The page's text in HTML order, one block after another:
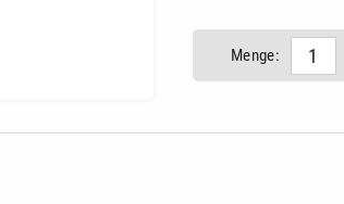
Menge: